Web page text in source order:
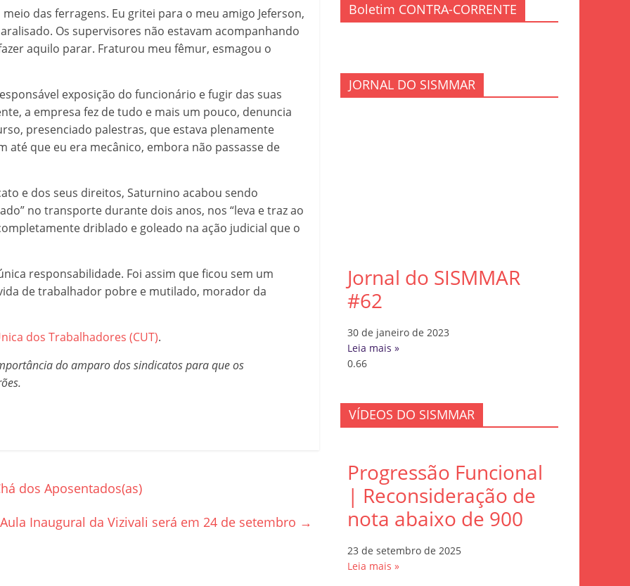
das ferragens. Eu gritei para o meu amigo Jeferson,
Os supervisores não estavam acompanhando
aquilo parar. Fraturou meu fêmur, esmagou o
exposição do funcionário e fugir das suas
a empresa fez de tudo e mais um pouco, denuncia
presenciado palestras, que estava plenamente
que eu era mecânico, embora não passasse de
e dos seus direitos, Saturnino acabou sendo
no transporte durante dois anos, nos “leva e traz ao
driblado e goleado na ação judicial que o
responsabilidade. Foi assim que ficou sem um
de trabalhador pobre e mutilado, morador da
dos Trabalhadores (CUT).
do amparo dos sindicatos para que os
dos Aposentados(as)
Aula Inaugural da Vizivali será em 24 de setembro →
Boletim CONTRA-CORRENTE
JORNAL DO SISMMAR
Jornal do SISMMAR
#62
30 de janeiro de 2023
Leia mais »
VÍDEOS DO SISMMAR
Progressão Funcional
| Reconsideração de
nota abaixo de 900
23 de setembro de 2025
Leia mais »